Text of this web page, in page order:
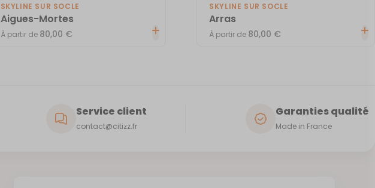
SKYLINE SUR SOCLE
Aigues-Mortes
À partir de 80,00 €
SKYLINE SUR SOCLE
Arras
À partir de 80,00 €
Service client
contact@citizz.fr
Garanties qualité
Made in France